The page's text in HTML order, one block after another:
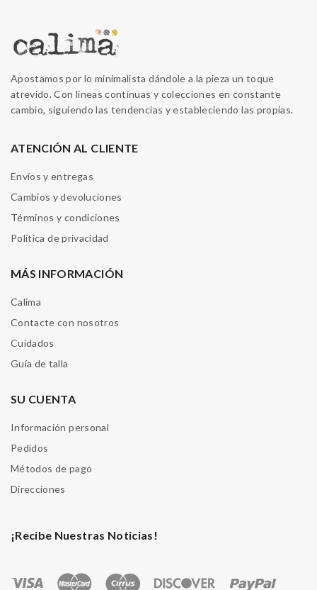
Apostamos por lo minimalista dándole a la pieza un toque
atrevido. Con líneas continuas y colecciones en constante
cambio, siguiendo las tendencias y estableciendo las propias.
ATENCIÓN AL CLIENTE
Envíos y entregas
Cambios y devoluciones
Términos y condiciones
Política de privacidad
MÁS INFORMACIÓN
Calima
Contacte con nosotros
Cuidados
Guía de talla
SU CUENTA
Información personal
Pedidos
Métodos de pago
Direcciones
¡Recibe Nuestras Noticias!